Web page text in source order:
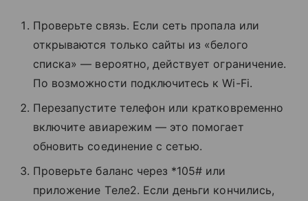
Проверьте связь. Если сеть пропала или
открываются только сайты из «белого
списка» — вероятно, действует ограничение.
По возможности подключитесь к Wi-Fi.
Перезапустите телефон или кратковременно
включите авиарежим — это помогает
обновить соединение с сетью.
Проверьте баланс через *105# или
приложение Tеле2. Если деньги кончились,